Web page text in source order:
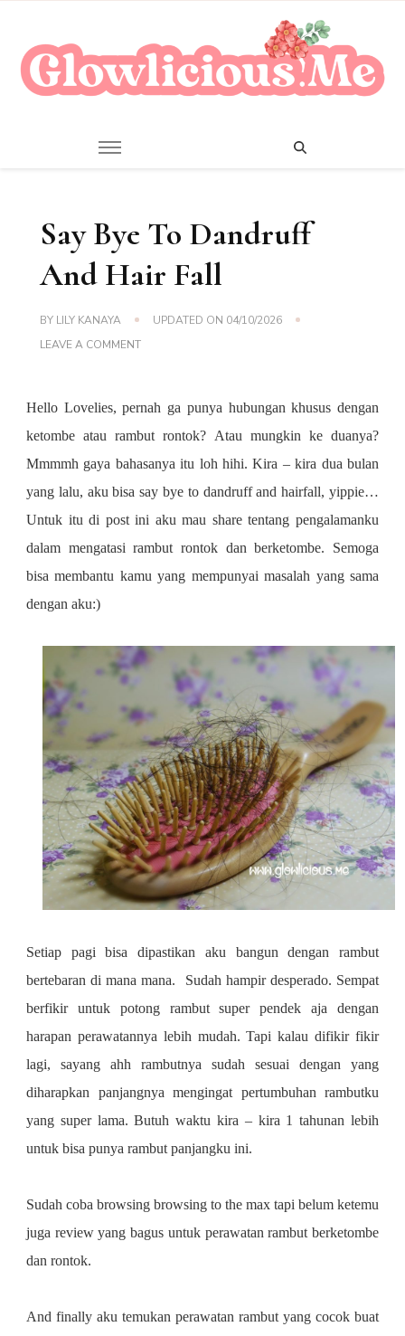
Say Bye To Dandruff
And Hair Fall
BY LILY KANAYA UPDATED ON 04/10/2026
LEAVE A COMMENTON
DANDRUFF
HAIR
Hello Lovelies, pernah ga punya hubungan khusus dengan
ketombe atau rambut rontok? Atau mungkin ke duanya?
Mmmmh gaya bahasanya itu loh hihi. Kira – kira dua bulan
yang lalu, aku bisa say bye to dandruff and hairfall, yippie…
Untuk itu di post ini aku mau share tentang pengalamanku
dalam mengatasi rambut rontok dan berketombe. Semoga
bisa membantu kamu yang mempunyai masalah yang sama
dengan aku:)
Setiap pagi bisa dipastikan aku bangun dengan rambut
bertebaran di mana mana. Sudah hampir desperado. Sempat
berfikir untuk potong rambut super pendek aja dengan
harapan perawatannya lebih mudah. Tapi kalau difikir fikir
lagi, sayang ahh rambutnya sudah sesuai dengan yang
diharapkan panjangnya mengingat pertumbuhan rambutku
yang super lama. Butuh waktu kira – kira 1 tahunan lebih
untuk bisa punya rambut panjangku ini.
Sudah coba browsing browsing to the max tapi belum ketemu
juga review yang bagus untuk perawatan rambut berketombe
dan rontok.
And finally aku temukan perawatan rambut yang cocok buat